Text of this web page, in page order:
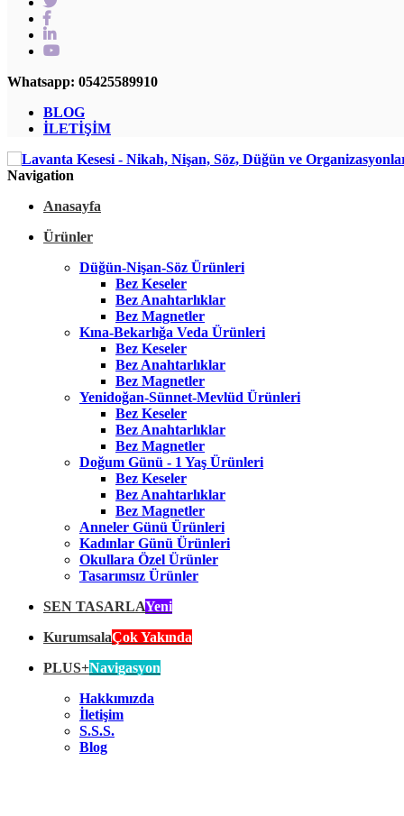
Whatsapp: 05425589910
BLOG
İLETİŞİM
Navigation
Anasayfa
Ürünler
Düğün-Nişan-Söz Ürünleri
Bez Keseler
Bez Anahtarlıklar
Bez Magnetler
Kına-Bekarlığa Veda Ürünleri
Bez Keseler
Bez Anahtarlıklar
Bez Magnetler
Yenidoğan-Sünnet-Mevlüd Ürünleri
Bez Keseler
Bez Anahtarlıklar
Bez Magnetler
Doğum Günü - 1 Yaş Ürünleri
Bez Keseler
Bez Anahtarlıklar
Bez Magnetler
Anneler Günü Ürünleri
Kadınlar Günü Ürünleri
Okullara Özel Ürünler
Tasarımsız Ürünler
SEN TASARLAYeni
KurumsalaÇok Yakında
PLUS+Navigasyon
Hakkımızda
İletişim
S.S.S.
Blog